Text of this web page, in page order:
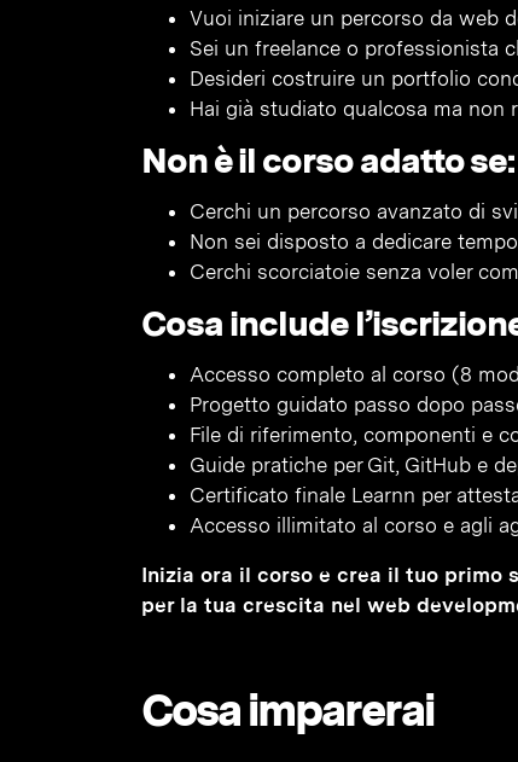
Vuoi iniziare un percorso da web
Sei un freelance o professionista
Desideri costruire un portfolio
Hai già studiato qualcosa ma
Non è il corso adatto se:
Cerchi un percorso avanzato di
Non sei disposto a dedicare
Cerchi scorciatoie senza voler
Cosa include
Accesso completo al corso (8
Progetto guidato passo dopo
File di riferimento, componenti e
Guide pratiche per Git, GitHub e
Certificato finale Learnn per
Accesso illimitato al corso e agli
Inizia ora il corso e crea il tuo primo
per la tua crescita nel web
Cosa imparerai